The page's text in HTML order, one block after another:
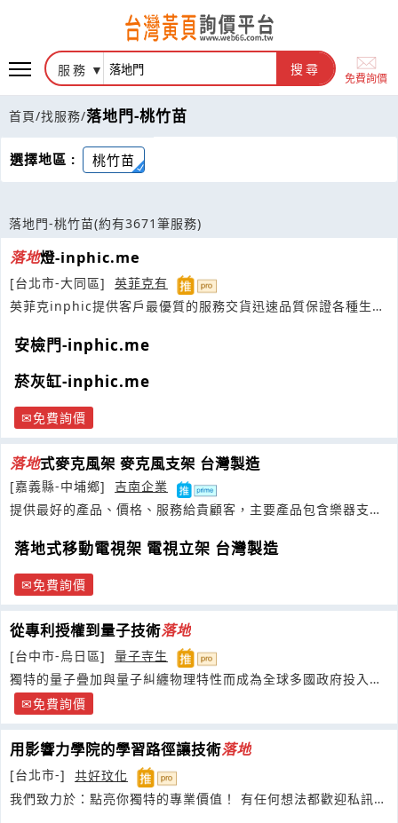
服務 搜尋
免費詢價
首頁/找服務/落地門-桃竹苗
選擇地區 : 桃竹苗
落地門-桃竹苗(約有3671筆服務)
落地燈-inphic.me
[台北市-大同區]
英菲克有
英菲克inphic提供客戶最優質的服務交貨迅速品質保證各種生產
安檢門-inphic.me
菸灰缸-inphic.me
免費詢價
落地式麥克風架 麥克風支架 台灣製造
[嘉義縣-中埔鄉]
吉南企業
提供最好的產品、價格、服務給貴顧客，主要產品包含樂器支
落地式移動電視架 電視立架 台灣製造
免費詢價
從專利授權到量子技術落地
[台中市-烏日區]
量子寺生
獨特的量子疊加與量子糾纏物理特性而成為全球多國政府投入重
點資源的研發科技
免費詢價
用影響力學院的學習路徑讓技術落地
[台北市-]
共好玟化
我們致力於：點亮你獨特的專業價值！ 有任何想法都歡迎私訊或